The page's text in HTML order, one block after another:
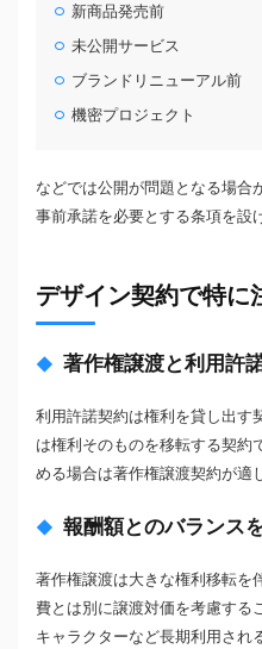
新商品発売前
未公開サービス
ブランドリニューアル前
機密プロジェクト
などでは公開が問題となる場合
事前承諾を必要とする条項を設
デザイン契約で特に
著作権譲渡と利用許
利用許諾契約は権利を貸し出す
は権利そのものを移転する契約
める場合は著作権譲渡契約が適
報酬額とのバランス
著作権譲渡は大きな権利移転を
費とは別に譲渡対価を考慮する
キャラクターなど長期利用され